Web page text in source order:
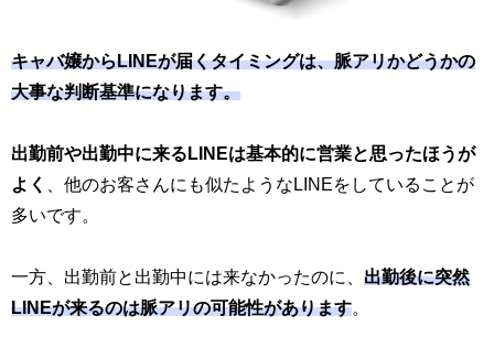
キャバ嬢からLINEが届くタイミングは、脈アリかどうかの
大事な判断基準になります。
出勤前や出勤中に来るLINEは基本的に営業と思ったほうが
よく
、他のお客さんにも似たようなLINEをしていることが
多いです。
一方、出勤前と出勤中には来なかったのに、 出勤後に突然
LINEが来るのは脈アリの可能性があります